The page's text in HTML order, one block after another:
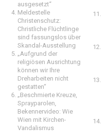
ausgesetzt“
Meldestelle
Christenschutz:
Christliche Flüchtlinge
sind fassungslos über
Skandal-Ausstellung
„Aufgrund der
religiösen Ausrichtung
können wir Ihre
Dreharbeiten nicht
gestatten“
„Beschmierte Kreuze,
Sprayparolen,
Bekennervideo: Wie
Wien mit Kirchen-
Vandalismus